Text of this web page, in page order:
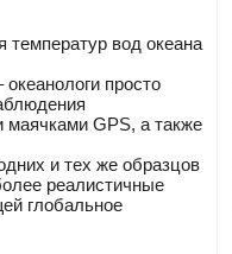
температур вод океана
просто
GPS, а также
и тех же образцов
реалистичные
глобальное